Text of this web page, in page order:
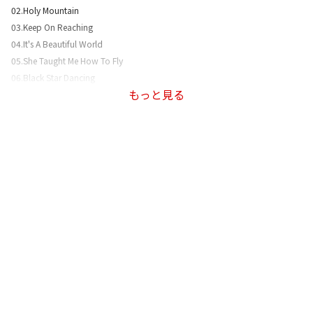
02.Holy Mountain
03.Keep On Reaching
04.It's A Beautiful World
05.She Taught Me How To Fly
06.Black Star Dancing
もっと見る